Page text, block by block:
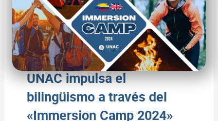
UNAC impulsa el
bilingüismo a través del
«Immersion Camp 2024»